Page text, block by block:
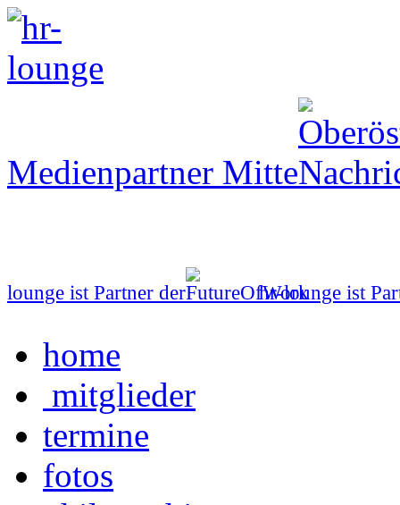
Medienpartner Mitte
lounge ist Partner der hr-lounge ist
home
mitglieder
termine
fotos